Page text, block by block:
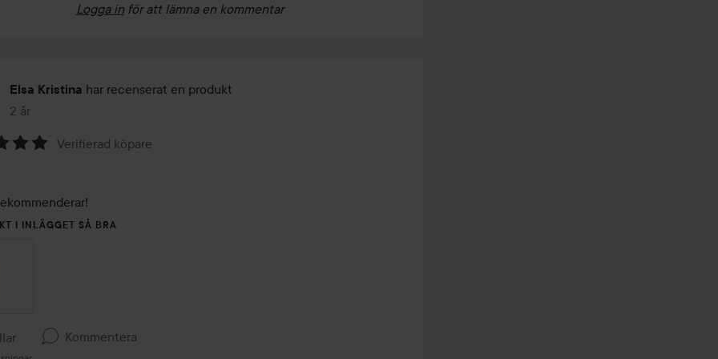
Logga in för att lämna en kommentar
Elsa Kristina har recenserat en produkt
2 år
Inlägget skapades 2 år
Verifierad köpare
I INLÄGGET SÅ BRA
Kommentera